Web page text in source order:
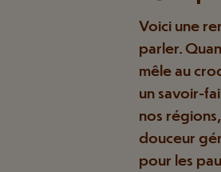
Voici une
parler.
mêle au
un savoir-
nos
douceur
pour les